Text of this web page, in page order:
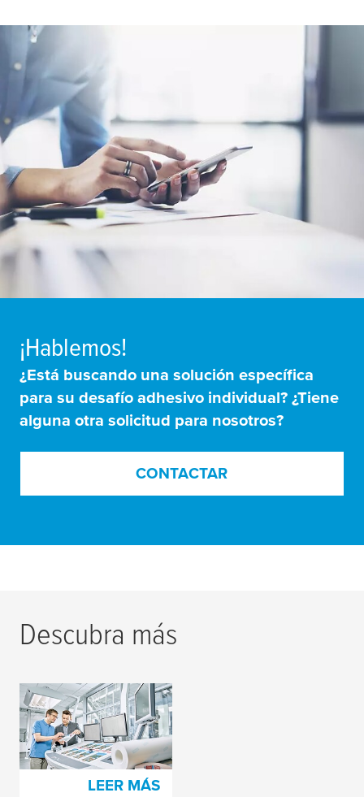
¡Hablemos!
¿Está buscando una solución específica
para su desafío adhesivo individual? ¿Tiene
alguna otra solicitud para nosotros?
CONTACTAR
Descubra más
Industria del papel y
la impresión de
láminas
LEER MÁS